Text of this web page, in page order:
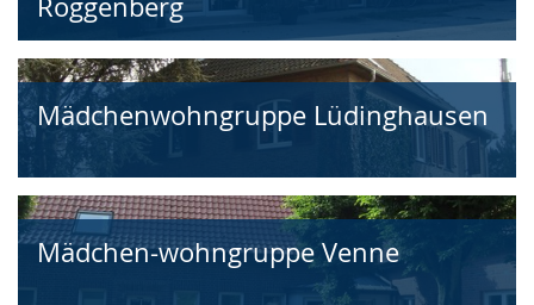
Mädchenwohngruppe Lüdinghausen
Mädchen-wohngruppe Venne